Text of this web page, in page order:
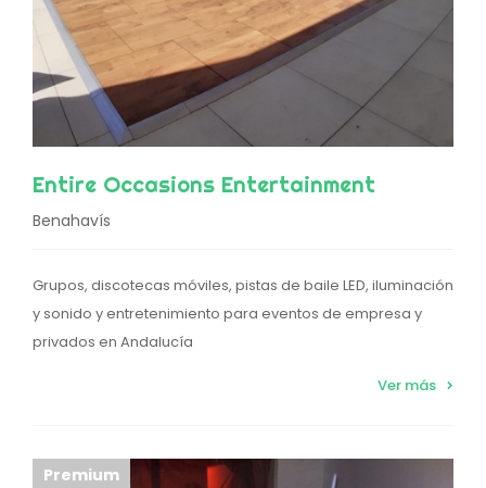
Entire Occasions Entertainment
Benahavís
Grupos, discotecas móviles, pistas de baile LED, iluminación
y sonido y entretenimiento para eventos de empresa y
privados en Andalucía
Ver más
Premium